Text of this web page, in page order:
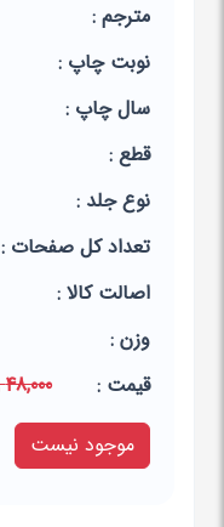
مترجم :
نوبت چاپ :
سال چاپ :
قطع :
نوع جلد :
تعداد کل صفحات :
اصالت کالا :
وزن :
قيمت :
48,000 ریال
موجود نیست